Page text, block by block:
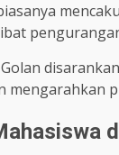
mengarahkan